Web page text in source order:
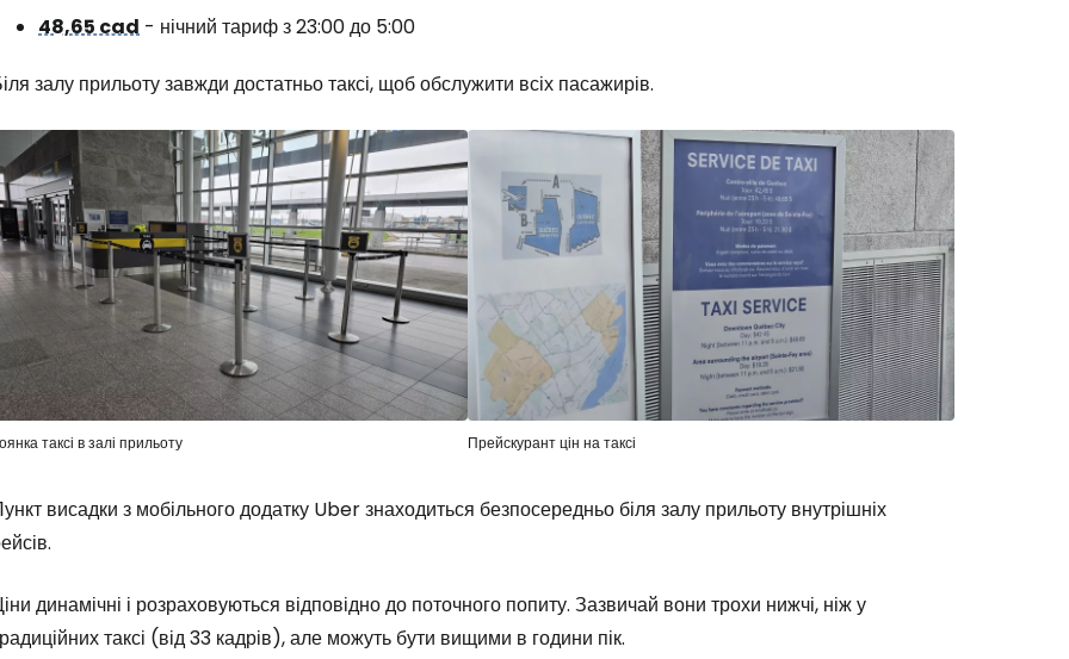
48,65 cad - нічний тариф з 23:00 до 5:00
залу прильоту завжди достатньо таксі, щоб обслужити всіх пасажирів.
таксі в залі прильоту Прейскурант цін на таксі
висадки з мобільного додатку Uber знаходиться безпосередньо біля залу прильоту внутрішніх
динамічні і розраховуються відповідно до поточного попиту. Зазвичай вони трохи нижчі, ніж у
таксі (від 33 кадрів), але можуть бути вищими в години пік.
... світова туристична спільнота
Продовжуйте з Google
Продовжуйте у Facebook
Продовжити з email